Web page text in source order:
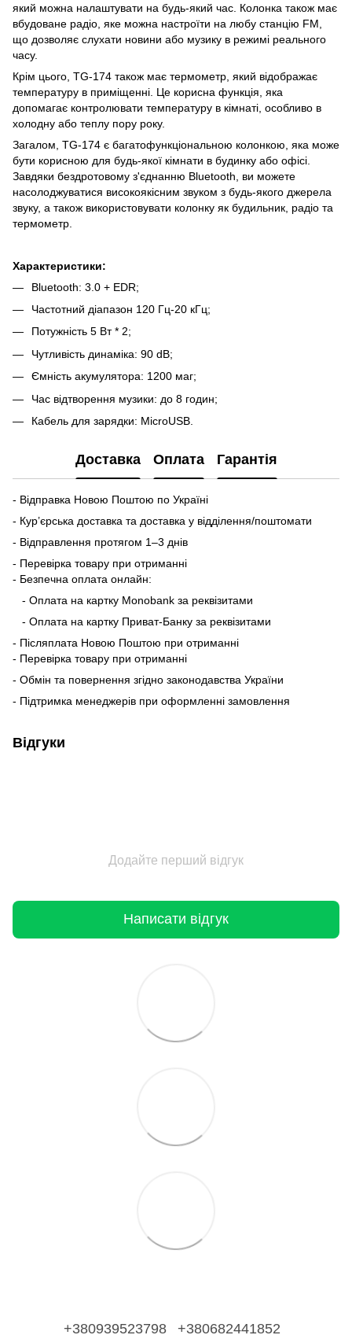
який можна налаштувати на будь-який час. Колонка також має
вбудоване радіо, яке можна настроїти на любу станцію FM,
що дозволяє слухати новини або музику в режимі реального
часу.
Крім цього, TG-174 також має термометр, який відображає
температуру в приміщенні. Це корисна функція, яка
допомагає контролювати температуру в кімнаті, особливо в
холодну або теплу пору року.
Загалом, TG-174 є багатофункціональною колонкою, яка може
бути корисною для будь-якої кімнати в будинку або офісі.
Завдяки бездротовому з'єднанню Bluetooth, ви можете
насолоджуватися високоякісним звуком з будь-якого джерела
звуку, а також використовувати колонку як будильник, радіо та
термометр.
Характеристики:
Bluetooth: 3.0 + EDR;
Частотний діапазон 120 Гц-20 кГц;
Потужність 5 Вт * 2;
Чутливість динаміка: 90 dB;
Ємність акумулятора: 1200 маг;
Час відтворення музики: до 8 годин;
Кабель для зарядки: MicroUSB.
Доставка Оплата Гарантія
- Відправка Новою Поштою по Україні
- Кур’єрська доставка та доставка у відділення/поштомати
- Відправлення протягом 1–3 днів
- Перевірка товару при отриманні
- Безпечна оплата онлайн:
- Оплата на картку Monobank за реквізитами
- Оплата на картку Приват-Банку за реквізитами
- Післяплата Новою Поштою при отриманні
- Перевірка товару при отриманні
- Обмін та повернення згідно законодавства України
- Підтримка менеджерів при оформленні замовлення
Відгуки
Додайте перший відгук
Написати відгук
+380939523798 +380682441852